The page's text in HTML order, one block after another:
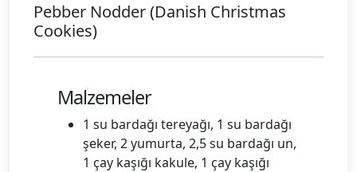
Pebber Nodder (Danish Christmas
Cookies)
Malzemeler
1 su bardağı tereyağı, 1 su bardağı
şeker, 2 yumurta, 2,5 su bardağı un,
1 çay kaşığı kakule, 1 çay kaşığı